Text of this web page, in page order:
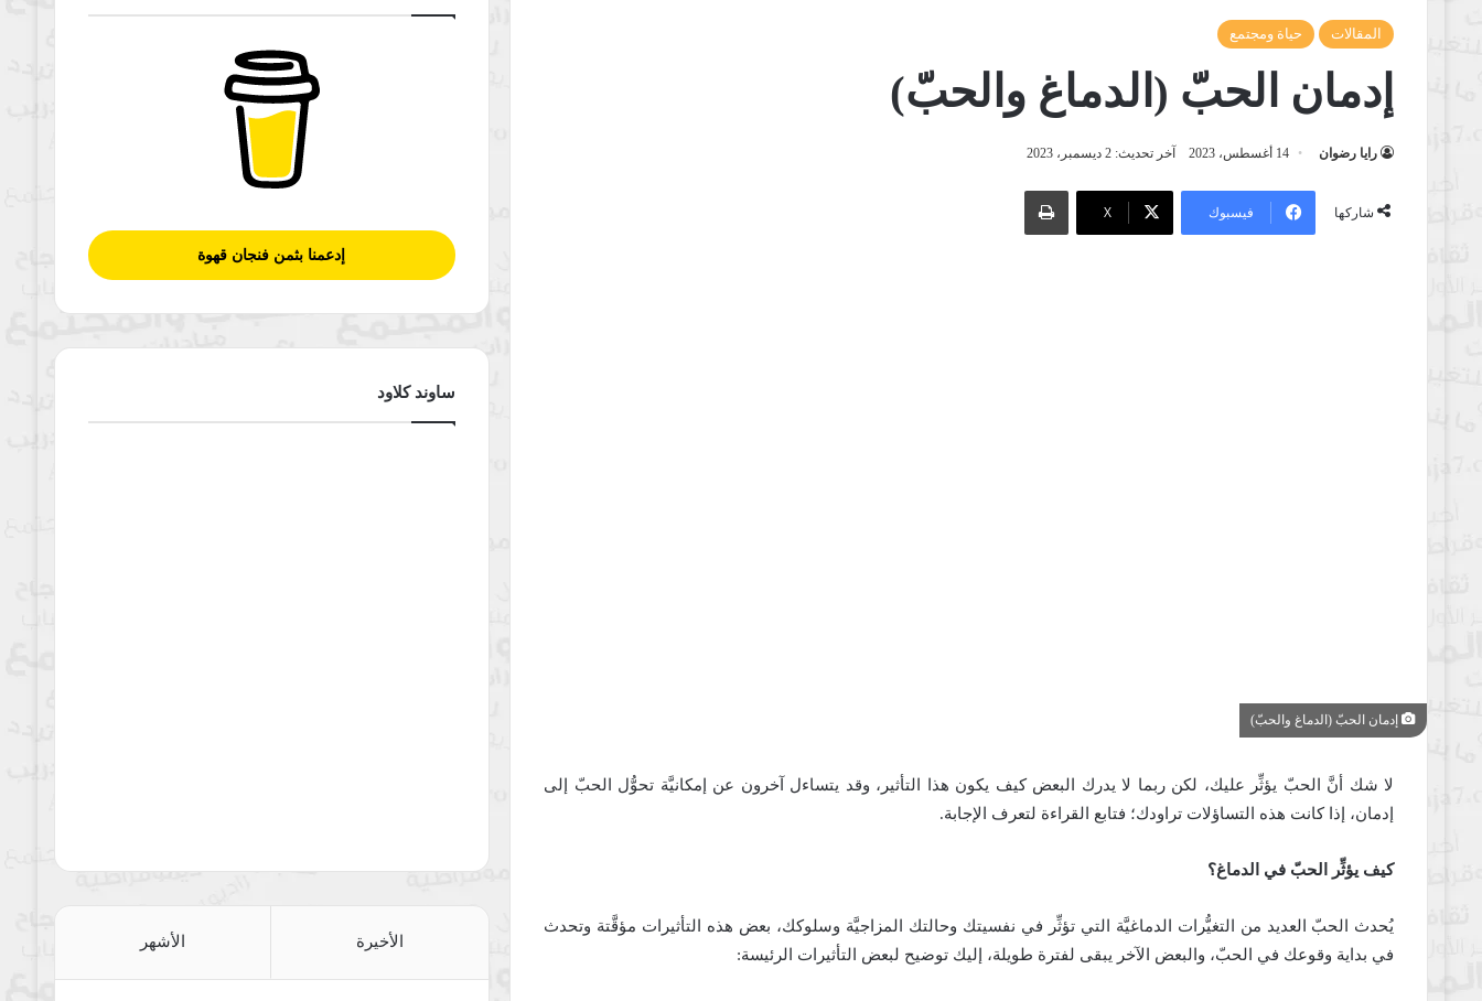
المقالات حياة ومجتمع
إدمان الحبّ (الدماغ والحبّ)
رايا رضوان 14 أغسطس، 2023 آخر تحديث: 2 ديسمبر، 2023
شاركها فيسبوك ‫X
طباعة
إدمان الحبّ (الدماغ والحبّ)
لا شك أنَّ الحبّ يؤثِّر عليك، لكن ربما لا يدرك البعض كيف يكون هذا التأثير، وقد يتساءل آخرون عن إمكانيَّة تحوُّل الحبّ إلى
إدمان، إذا كانت هذه التساؤلات تراودك؛ فتابع القراءة لتعرف الإجابة.
كيف يؤثِّر الحبّ في الدماغ؟
يُحدث الحبّ العديد من التغيُّرات الدماغيَّة التي تؤثِّر في نفسيتك وحالتك المزاجيَّة وسلوكك، بعض هذه التأثيرات مؤقَّتة وتحدث
في بداية وقوعك في الحبّ، والبعض الآخر يبقى لفترة طويلة، إليك توضيح لبعض التأثيرات الرئيسة:
إدعمنا بثمن فنجان قهوة
ساوند كلاود
الأخيرة الأشهر